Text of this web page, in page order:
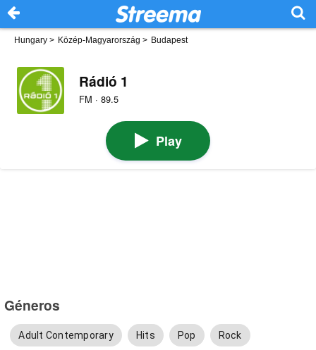
Hungary > Közép-Magyarország > Budapest
Rádió 1
FM · 89.5
Play
Géneros
Adult Contemporary Hits Pop Rock